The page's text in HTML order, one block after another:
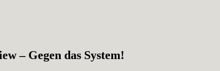
– Gegen das System!